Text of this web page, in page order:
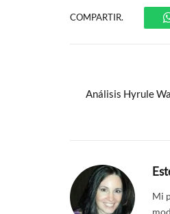
COMPARTIR.
Análisis Hyrule
Mi